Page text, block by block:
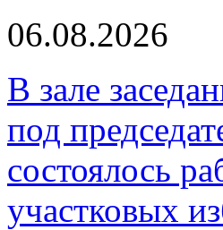
06.08.2026
В зале
под
состоялось
участковых